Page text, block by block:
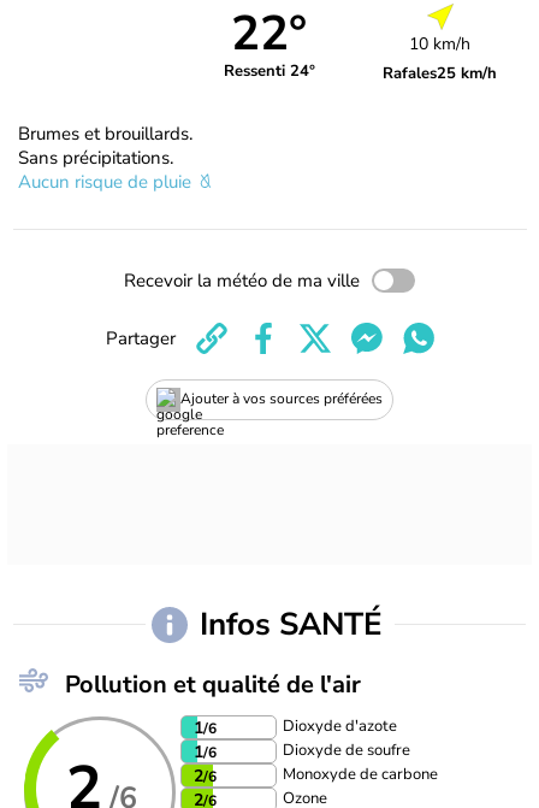
22°
Ressenti 24°
10 km/h
Rafales25 km/h
Brumes et brouillards.
Sans précipitations.
Aucun risque de pluie
Recevoir la météo de ma ville
Ajouter à vos sources préférées
Partager
Infos SANTÉ
Pollution et qualité de l'air
2 /6
1/6 Dioxyde d'azote
1/6 Dioxyde de soufre
2/6 Monoxyde de carbone
2/6 Ozone